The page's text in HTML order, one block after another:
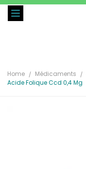
Home Médicaments
Acide Folique Ccd 0,4 Mg